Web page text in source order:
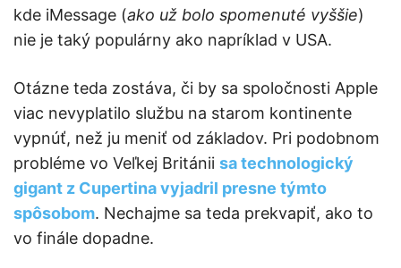
kde iMessage (ako už bolo spomenuté vyššie)
nie je taký populárny ako napríklad v USA.
Otázne teda zostáva, či by sa spoločnosti Apple
viac nevyplatilo službu na starom kontinente
vypnúť, než ju meniť od základov. Pri podobnom
probléme vo Veľkej Británii sa technologický
gigant z Cupertina vyjadril presne týmto
spôsobom. Nechajme sa teda prekvapiť, ako to
vo finále dopadne.